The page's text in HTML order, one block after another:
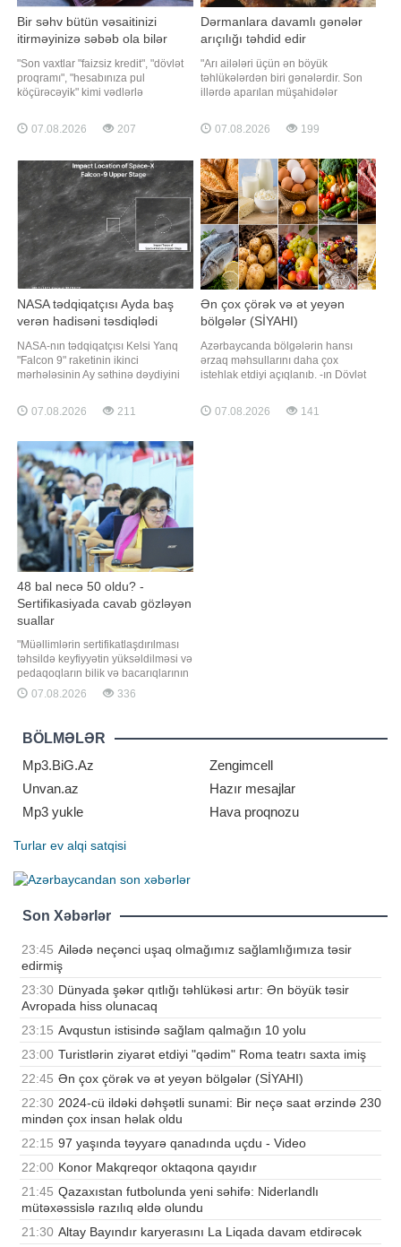
Bir səhv bütün vəsaitinizi
itirməyinizə səbəb ola bilər
"Son vaxtlar "faizsiz kredit", "dövlət
proqramı", "hesabınıza pul
köçürəcəyik" kimi vədlərlə
məlumatlarını ələ keçirməyə çalışan
dələduzların sayı artır. Unutmayın ki,
tarixi, CVV kodu və bankdan
göndərilə
07.08.2026 207
Dərmanlara davamlı gənələr
arıçılığı təhdid edir
"Arı ailələri üçün ən böyük
təhlükələrdən biri gənələrdir. Son
illərdə aparılan müşahidələr
edən bəzi gənələr istifadə olunan
dərmanlara qarşı davamlılıq
sonra onların sayı arzu olunan
səviyyəyə enmir və qısa müddətdə
yenidən çoxalır"
07.08.2026 199
NASA tədqiqatçısı Ayda baş
verən hadisəni təsdiqlədi
NASA-nın tədqiqatçısı Kelsi Yanq
"Falcon 9" raketinin ikinci
mərhələsinin Ay səthinə dəydiyini
onun açıqlamasının videosunu
yayımlayıb. Yanq bildirib ki,
"Falcon 9" raketinin ikinci mərhələsi
planlaşdırılmamı
07.08.2026 211
Ən çox çörək və ət yeyən
bölgələr (SİYAHI)
Azərbaycanda bölgələrin hansı
ərzaq məhsullarını daha çox
istehlak etdiyi açıqlanıb. -ın Dövlət
məlumata görə, son dövrlər iqtisadi
rayonlar üzrə qida məhsullarının
07.08.2026 141
48 bal necə 50 oldu? -
Sertifikasiyada cavab gözləyən
suallar
"Müəllimlərin sertifikatlaşdırılması
təhsildə keyfiyyətin yüksəldilməsi və
pedaqoqların bilik və bacarıqlarının
obyektiv qiymətləndirilməsi
baxımından mühüm əhəmiyyət
etimadın formalaşması üçün
imtahanın keçirilməsi ilə yanaşı,
nəticələrin hesablanması və
apellyasiy
07.08.2026 336
BÖLMƏLƏR
Mp3.BiG.Az
Zengimcell
Unvan.az
Hazır mesajlar
Mp3 yukle
Hava proqnozu
Turlar ev alqi satqisi
Son Xəbərlər
23:45 Ailədə neçənci uşaq olmağımız sağlamlığımıza təsir
edirmiş
23:30 Dünyada şəkər qıtlığı təhlükəsi artır: Ən böyük təsir
Avropada hiss olunacaq
23:15 Avqustun istisində sağlam qalmağın 10 yolu
23:00 Turistlərin ziyarət etdiyi "qədim" Roma teatrı saxta imiş
22:45 Ən çox çörək və ət yeyən bölgələr (SİYAHI)
22:30 2024-cü ildəki dəhşətli sunami: Bir neçə saat ərzində 230
mindən çox insan həlak oldu
22:15 97 yaşında təyyarə qanadında uçdu - Video
22:00 Konor Makqreqor oktaqona qayıdır
21:45 Qazaxıstan futbolunda yeni səhifə: Niderlandlı
mütəxəssislə razılıq əldə olundu
21:30 Altay Bayındır karyerasını La Liqada davam etdirəcək